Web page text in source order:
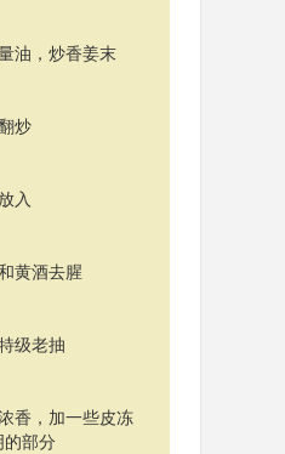
油，炒香姜末
炒
入
黄酒去腥
级老抽
香，加一些皮冻
部分